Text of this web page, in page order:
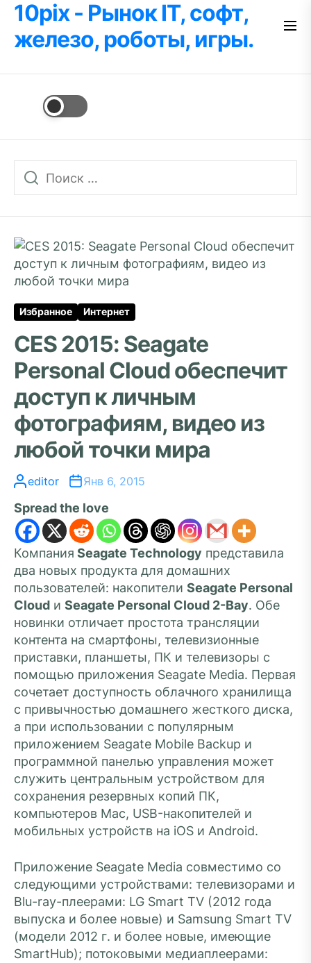
Перейти
содержимому
10pix - Рынок IT, софт,
железо, роботы, игры.
Избранное Интернет
CES 2015: Seagate
Personal Cloud обеспечит
доступ к личным
фотографиям, видео из
любой точки мира
editor Янв 6, 2015
Spread the love
Компания Seagate Technology представила
два новых продукта для домашних
пользователей: накопители Seagate Personal
Cloud и Seagate Personal Cloud 2-Bay. Обе
новинки отличает простота трансляции
контента на смартфоны, телевизионные
приставки, планшеты, ПК и телевизоры с
помощью приложения Seagate Media. Первая
сочетает доступность облачного хранилища
с привычностью домашнего жесткого диска,
а при использовании с популярным
приложением Seagate Mobile Backup и
программной панелью управления может
служить центральным устройством для
сохранения резервных копий ПК,
компьютеров Mac, USB-накопителей и
мобильных устройств на iOS и Android.
Приложение Seagate Media совместимо со
следующими устройствами: телевизорами и
Blu-ray-плеерами: LG Smart TV (2012 года
выпуска и более новые) и Samsung Smart TV
(модели 2012 г. и более новые, имеющие
SmartHub); потоковыми медиаплеерами: